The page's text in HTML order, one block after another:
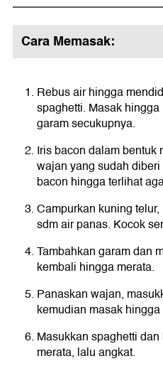
Cara Memasak:
Rebus air hingga
spaghetti. Masak
garam secukupnya.
Iris bacon dalam bentuk
wajan yang sudah
bacon hingga terlihat
Campurkan kuning
sdm air panas. Kocok
Tambahkan garam dan
kembali hingga merata.
Panaskan wajan,
kemudian masak
Masukkan spaghetti
merata, lalu angkat.